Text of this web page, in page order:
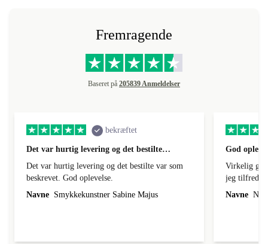
Fremragende
Baseret på 205839 Anmeldelser
bekræftet
Det var hurtig levering og det bestilte…
Det var hurtig levering og det bestilte var som
beskrevet. God oplevelse.
Navne Smykkekunstner Sabine Majus
God
Virkelig god
jeg tilfreds
Navne